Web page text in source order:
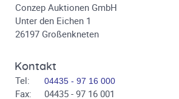
Conzep Auktionen GmbH
Unter den Eichen 1
26197 Großenkneten
Kontakt
Tel: 04435 - 97 16 000
Fax:
04435 - 97 16 001